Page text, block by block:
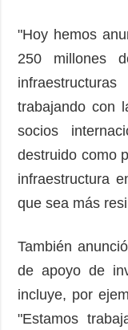
"Hoy hemos
250 millones
trabajando con
socios
destruido como
infraestructura
que sea más
También
de apoyo de
incluye, por
"Estamos